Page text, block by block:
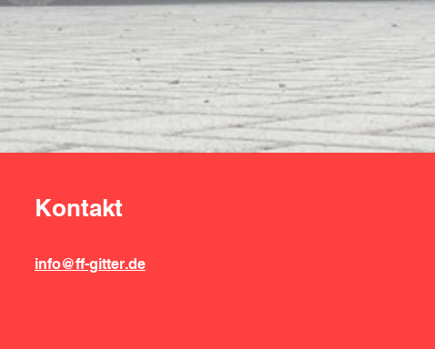
Kontakt
info@ff-gitter.de